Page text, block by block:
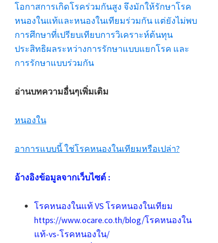
โอกาสการเกิดโรคร่วมกันสูง จึงมักให้รักษาโรค
หนองในแท้และหนองในเทียมร่วมกัน แต่ยังไม่พบ
การศึกษาที่เปรียบเทียบการวิเคราะห์ต้นทุน
ประสิทธิผลระหว่างการรักษาแบบแยกโรค และ
การรักษาแบบร่วมกัน
อ่านบทความอื่นๆเพิ่มเติม
หนองใน
อาการแบบนี้ ใช่โรคหนองในเทียมหรือเปล่า?
อ้างอิงข้อมูลจากเว็บไซต์ :
โรคหนองในแท้ VS โรคหนองในเทียม
https://www.ocare.co.th/blog/โรคหนองใน
แท้-vs-โรคหนองใน/